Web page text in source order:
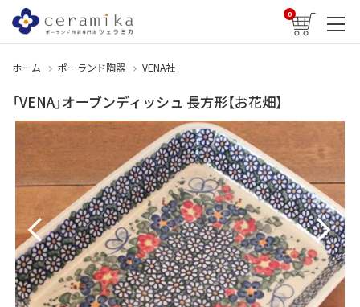
0
ホーム ポーランド陶器 VENA社
「VENA」オーブンディッシュ 長方形【お花畑】